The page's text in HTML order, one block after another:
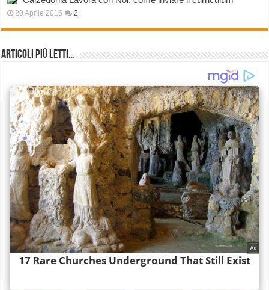
20 Aprile 2015 2
Articoli più Letti…